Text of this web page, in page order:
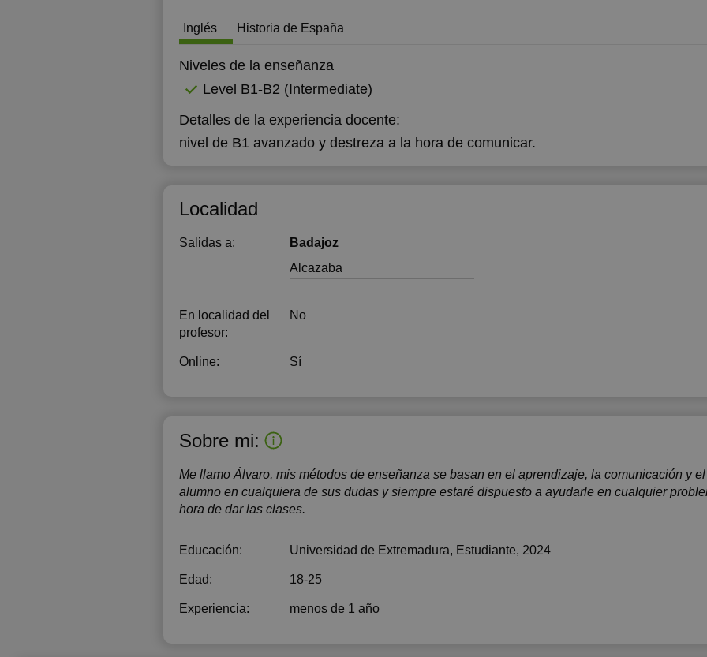
Inglés Historia de España
Niveles de la enseñanza
Level B1-B2 (Intermediate)
Detalles de la experiencia docente:
nivel de B1 avanzado y destreza a la hora de comunicar.
Localidad
Salidas a:
Badajoz
Alcazaba
En localidad del
profesor:
No
Online: Sí
Sobre mi:
Me llamo Álvaro, mis métodos de enseñanza se basan en el aprendizaje, la comunicación y
alumno en cualquiera de sus dudas y siempre estaré dispuesto a ayudarle en cualquier
hora de dar las clases.
Educación: Universidad de Extremadura, Estudiante, 2024
Edad: 18-25
Experiencia: menos de 1 año